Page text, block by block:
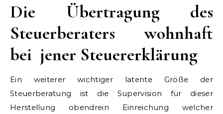
Die Übertragung des
Steuerberaters wohnhaft
bei jener Steuererklärung
Ein weiterer wichtiger latente Größe der
Steuerberatung ist die Supervision für dieser
Herstellung obendrein Einreichung welcher